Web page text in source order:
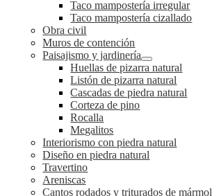
Taco mampostería irregular
Taco mampostería cizallado
Obra civil
Muros de contención
Paisajismo y jardinería
Huellas de pizarra natural
Listón de pizarra natural
Cascadas de piedra natural
Corteza de pino
Rocalla
Megalitos
Interiorismo con piedra natural
Diseño en piedra natural
Travertino
Areniscas
Cantos rodados y triturados de mármol